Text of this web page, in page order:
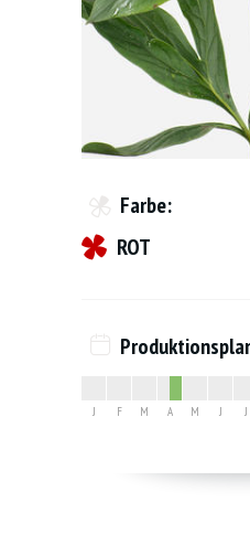
Farbe:
ROT
J F M A M J J